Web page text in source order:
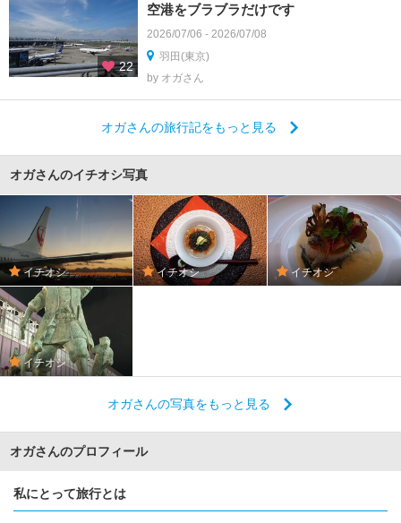
22
空港をブラブラだけです
2026/07/06 - 2026/07/08
羽田(東京)
by オガさん
オガさんの旅行記をもっと見る
オガさんのイチオシ写真
イチオシ イチオシ イチオシ
イチオシ
オガさんの写真をもっと見る
オガさんのプロフィール
私にとって旅行とは